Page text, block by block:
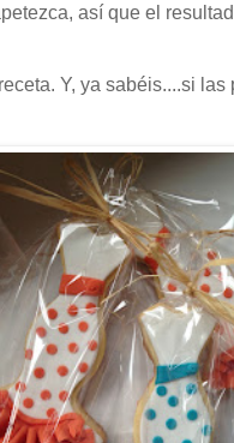
así que el
Y, ya sabéis....si